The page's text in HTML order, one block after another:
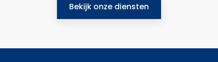
Bekijk onze diensten